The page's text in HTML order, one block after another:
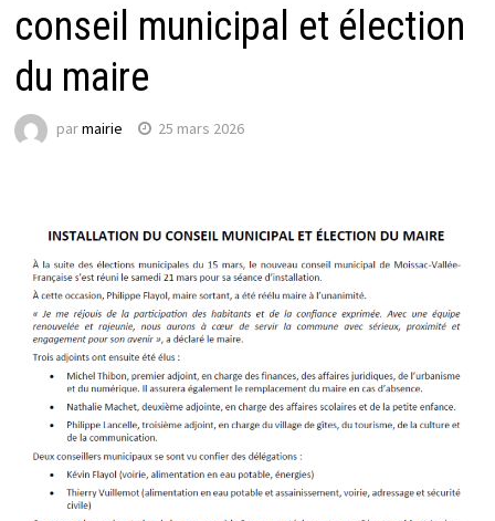
conseil municipal et élection
du maire
parmairie 25 mars 2026